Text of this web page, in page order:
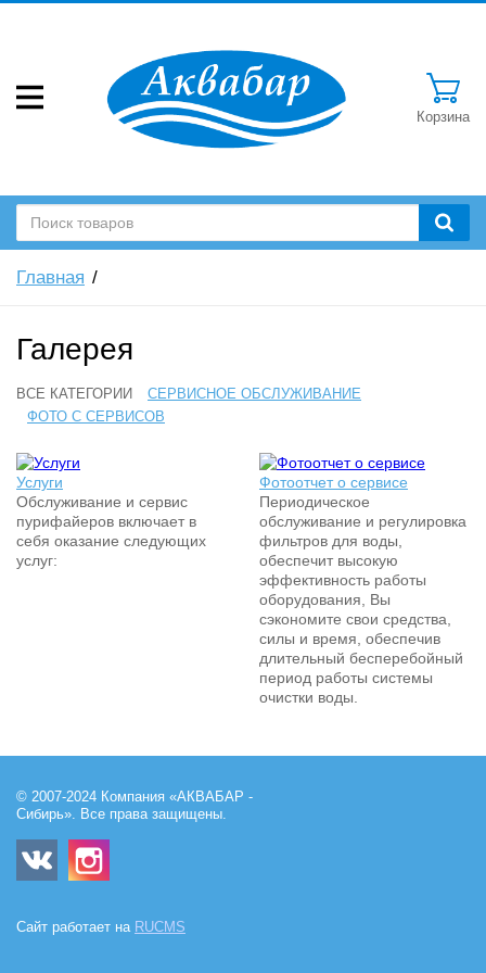
Корзина
Главная
Галерея
ВСЕ КАТЕГОРИИ
СЕРВИСНОЕ ОБСЛУЖИВАНИЕ
ФОТО С СЕРВИСОВ
Услуги
Обслуживание и сервис
пурифайеров включает в
себя оказание следующих
услуг:
Фотоотчет о сервисе
Периодическое
обслуживание и регулировка
фильтров для воды,
обеспечит высокую
эффективность работы
оборудования, Вы
сэкономите свои средства,
силы и время, обеспечив
длительный бесперебойный
период работы системы
очистки воды.
© 2007-2024 Компания «АКВАБАР -
Сибирь». Все права защищены.
Сайт работает на RUCMS